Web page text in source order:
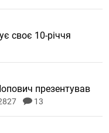
своє 10-річчя
презентував
13